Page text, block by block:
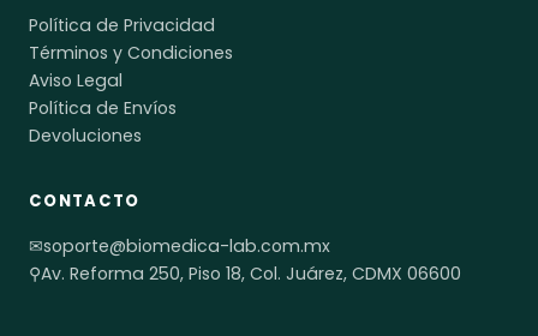
Política de Privacidad
Términos y Condiciones
Aviso Legal
Política de Envíos
Devoluciones
CONTACTO
✉soporte@biomedica-lab.com.mx
⚲Av. Reforma 250, Piso 18, Col. Juárez, CDMX 06600